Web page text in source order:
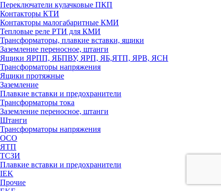
Переключатели кулачковые ПКП
Контакторы КТИ
Контакторы малогабаритные КМИ
Тепловые реле РTИ для КМИ
Трансформаторы, плавкие вставки, ящики
Заземление переносное, штанги
Ящики ЯРПП, ЯБПВУ, ЯРП, ЯБ,ЯТП, ЯРВ, ЯСН
Трансформаторы напряжения
Ящики протяжные
Заземление
Плавкие вставки и предохранители
Трансформаторы тока
Заземление переносное, штанги
Штанги
Трансформаторы напряжения
ОСО
ЯТП
ТСЗИ
Плавкие вставки и предохранители
IEK
Прочие